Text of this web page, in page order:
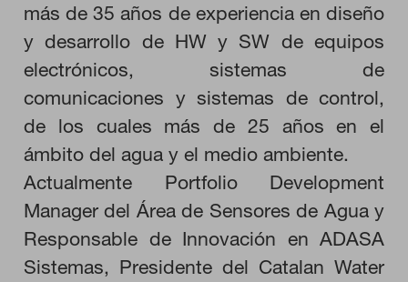
más de 35 años de experiencia en diseño
y desarrollo de HW y SW de equipos
electrónicos, sistemas de
comunicaciones y sistemas de control,
de los cuales más de 25 años en el
ámbito del agua y el medio ambiente.
Actualmente Portfolio Development
Manager del Área de Sensores de Agua y
Responsable de Innovación en ADASA
Sistemas, Presidente del Catalan Water
CONFIGURACIÓN DE COOKIES
RECHAZAR TODO